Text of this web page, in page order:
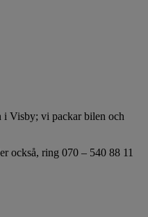
i Visby; vi packar bilen och
också, ring 070 – 540 88 11